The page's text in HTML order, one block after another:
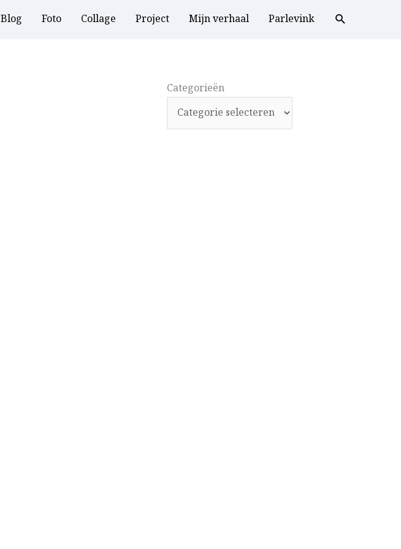
Blog Foto Collage Project Mijn verhaal Parlevink
Categorieën
Categorieën